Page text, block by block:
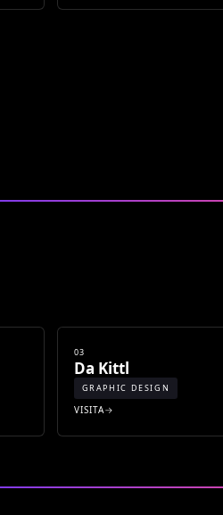
03
Da Kittl
GRAPHIC DESIGN
VISITA